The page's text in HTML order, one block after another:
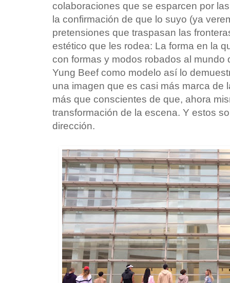
colaboraciones que se esparcen por
la confirmación de que lo suyo (ya
pretensiones que traspasan las
estético que les rodea: La forma en la
con formas y modos robados al mundo
Yung Beef como modelo así lo
una imagen que es casi más marca de
más que conscientes de que, ahora
transformación de la escena. Y estos
dirección.